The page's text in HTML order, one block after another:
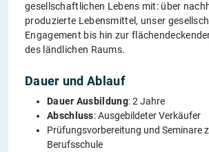
gesellschaftlichen Lebens mit: über
produzierte Lebensmittel, unser
Engagement bis hin zur
des ländlichen Raums.
Dauer und Ablauf
Dauer Ausbildung: 2 Jahre
Abschluss: Ausgebildeter Verkäufer
Prüfungsvorbereitung und Seminare
Berufsschule